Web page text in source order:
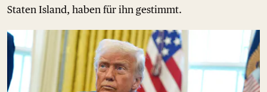
Staten Island, haben für ihn gestimmt.